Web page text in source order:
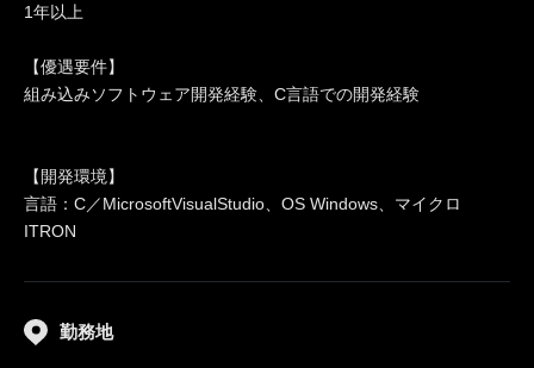
1年以上
【優遇要件】
組み込みソフトウェア開発経験、C言語での開発経験
【開発環境】
言語：C／MicrosoftVisualStudio、OS Windows、マイクロ
ITRON
勤務地